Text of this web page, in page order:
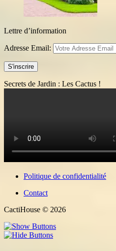
Lettre d’information
Adresse Email:
Secrets de Jardin : Les Cactus !
Politique de confidentialité
Contact
CactiHouse © 2026